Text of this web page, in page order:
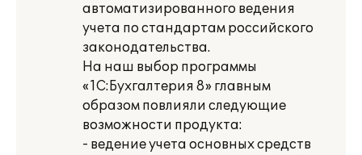
автоматизированного ведения
учета по стандартам российского
законодательства.
На наш выбор программы
«1С:Бухгалтерия 8» главным
образом повлияли следующие
возможности продукта:
- ведение учета основных средств